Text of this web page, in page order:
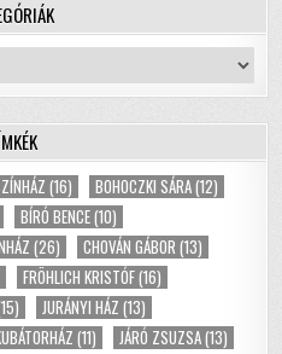
(16) BOHOCZKI SÁRA(12)
BÍRÓ BENCE(10)
(26) CHOVÁN GÁBOR (13)
FRÖHLICH KRISTÓF(16)
JURÁNYI HÁZ (13)
(11) JÁRÓ ZSUZSA(13)